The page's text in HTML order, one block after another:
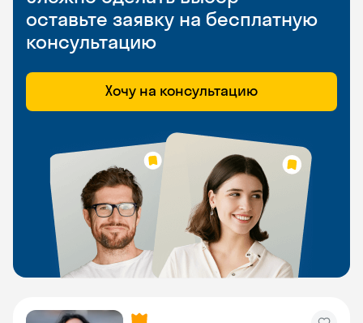
оставьте заявку на бесплатную
консультацию
Хочу на консультацию